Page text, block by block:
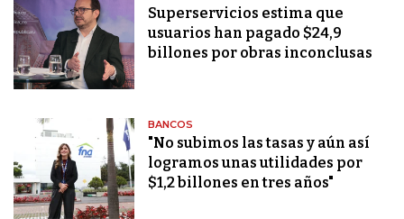
Superservicios estima que
usuarios han pagado $24,9
billones por obras inconclusas
BANCOS
"No subimos las tasas y aún así
logramos unas utilidades por
$1,2 billones en tres años"